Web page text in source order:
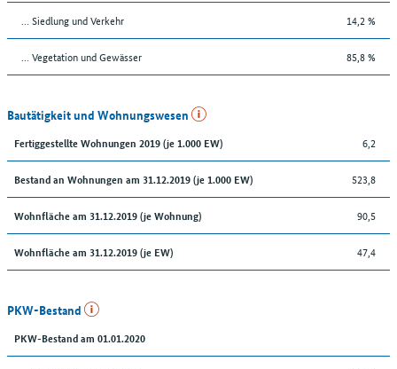
… Siedlung und Verkehr 14,2 %
… Vegetation und Gewässer 85,8 %
Bautätigkeit und Wohnungswesen
Fertiggestellte Wohnungen 2019 (je 1.000 EW) 6,2
Bestand an Wohnungen am 31.12.2019 (je 1.000 EW) 523,8
Wohnfläche am 31.12.2019 (je Wohnung) 90,5
Wohnfläche am 31.12.2019 (je EW) 47,4
PKW-Bestand
PKW-Bestand am 01.01.2020